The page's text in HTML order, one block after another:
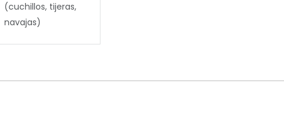
(cuchillos, tijeras,
navajas)